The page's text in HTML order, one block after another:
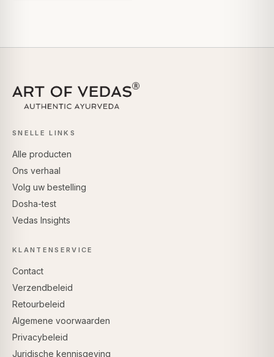
SNELLE LINKS
Alle producten
Ons verhaal
Volg uw bestelling
Dosha-test
Vedas Insights
KLANTENSERVICE
Contact
Verzendbeleid
Retourbeleid
Algemene voorwaarden
Privacybeleid
Juridische kennisgeving